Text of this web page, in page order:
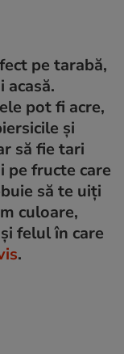
pe tarabă,
acasă.
pot fi acre,
și
să fie tari
pe fructe care
să te uiți
culoare,
felul în care
.